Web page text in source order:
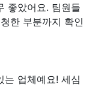
좋았어요. 팀원들
한 부분까지 확인
는 업체예요! 세심